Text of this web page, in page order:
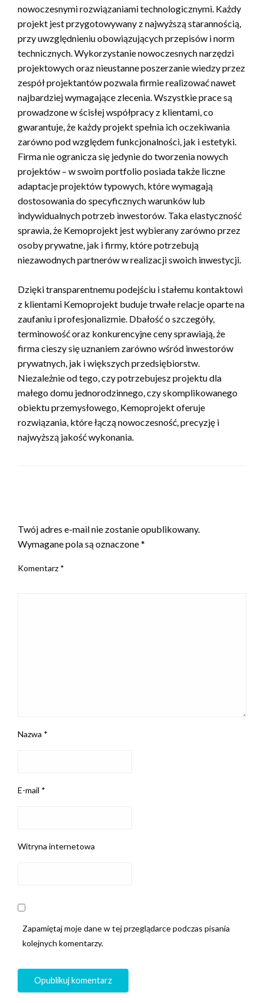
nowoczesnymi rozwiązaniami technologicznymi. Każdy
projekt jest przygotowywany z najwyższą starannością,
przy uwzględnieniu obowiązujących przepisów i norm
technicznych. Wykorzystanie nowoczesnych narzędzi
projektowych oraz nieustanne poszerzanie wiedzy przez
zespół projektantów pozwala firmie realizować nawet
najbardziej wymagające zlecenia. Wszystkie prace są
prowadzone w ścisłej współpracy z klientami, co
gwarantuje, że każdy projekt spełnia ich oczekiwania
zarówno pod względem funkcjonalności, jak i estetyki.
Firma nie ogranicza się jedynie do tworzenia nowych
projektów – w swoim portfolio posiada także liczne
adaptacje projektów typowych, które wymagają
dostosowania do specyficznych warunków lub
indywidualnych potrzeb inwestorów. Taka elastyczność
sprawia, że Kemoprojekt jest wybierany zarówno przez
osoby prywatne, jak i firmy, które potrzebują
niezawodnych partnerów w realizacji swoich inwestycji.
Dzięki transparentnemu podejściu i stałemu kontaktowi
z klientami Kemoprojekt buduje trwałe relacje oparte na
zaufaniu i profesjonalizmie. Dbałość o szczegóły,
terminowość oraz konkurencyjne ceny sprawiają, że
firma cieszy się uznaniem zarówno wśród inwestorów
prywatnych, jak i większych przedsiębiorstw.
Niezależnie od tego, czy potrzebujesz projektu dla
małego domu jednorodzinnego, czy skomplikowanego
obiektu przemysłowego, Kemoprojekt oferuje
rozwiązania, które łączą nowoczesność, precyzję i
najwyższą jakość wykonania.
Twój adres e-mail nie zostanie opublikowany.
Wymagane pola są oznaczone*
Komentarz *
Nazwa *
E-mail *
Witryna internetowa
Zapamiętaj moje dane w tej przeglądarce podczas pisania
kolejnych komentarzy.